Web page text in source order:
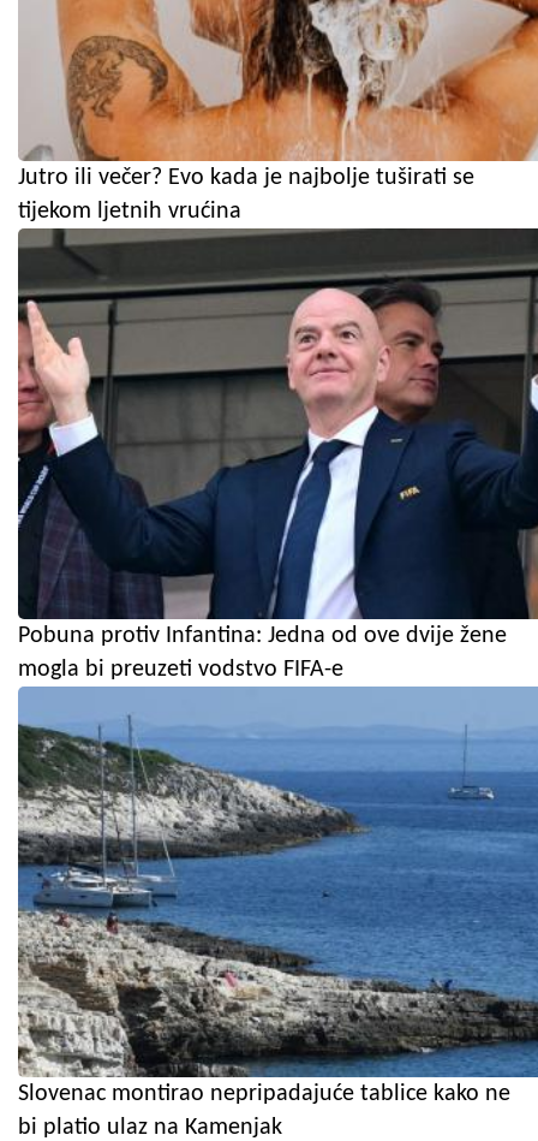
Jutro ili večer? Evo kada je najbolje tuširati se
tijekom ljetnih vrućina
Pobuna protiv Infantina: Jedna od ove dvije žene
mogla bi preuzeti vodstvo FIFA-e
Slovenac montirao nepripadajuće tablice kako ne
bi platio ulaz na Kamenjak